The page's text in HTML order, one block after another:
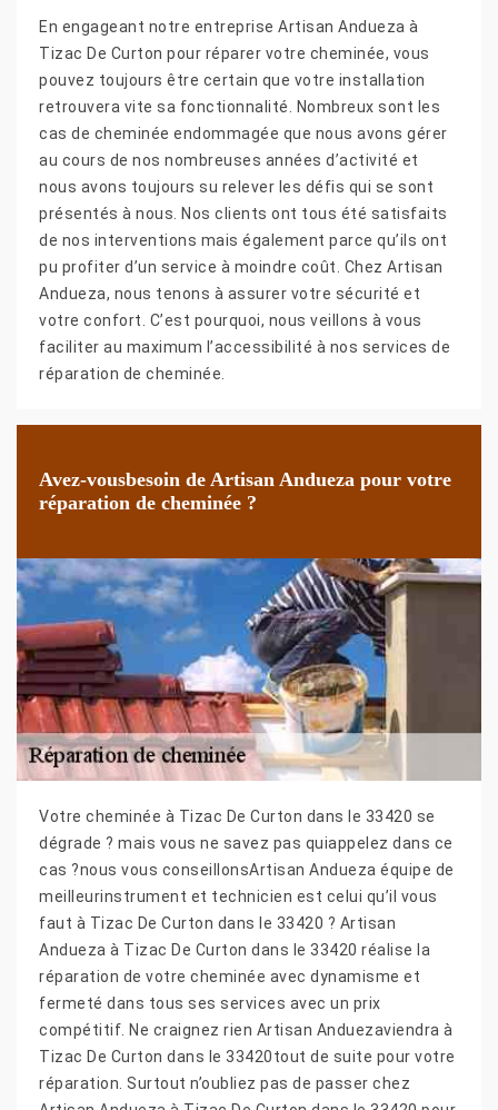
En engageant notre entreprise Artisan Andueza à
Tizac De Curton pour réparer votre cheminée, vous
pouvez toujours être certain que votre installation
retrouvera vite sa fonctionnalité. Nombreux sont les
cas de cheminée endommagée que nous avons gérer
au cours de nos nombreuses années d’activité et
nous avons toujours su relever les défis qui se sont
présentés à nous. Nos clients ont tous été satisfaits
de nos interventions mais également parce qu’ils ont
pu profiter d’un service à moindre coût. Chez Artisan
Andueza, nous tenons à assurer votre sécurité et
votre confort. C’est pourquoi, nous veillons à vous
faciliter au maximum l’accessibilité à nos services de
réparation de cheminée.
Avez-vousbesoin de Artisan Andueza pour votre
réparation de cheminée ?
Votre cheminée à Tizac De Curton dans le 33420 se
dégrade ? mais vous ne savez pas quiappelez dans ce
cas ?nous vous conseillonsArtisan Andueza équipe de
meilleurinstrument et technicien est celui qu’il vous
faut à Tizac De Curton dans le 33420 ? Artisan
Andueza à Tizac De Curton dans le 33420 réalise la
réparation de votre cheminée avec dynamisme et
fermeté dans tous ses services avec un prix
compétitif. Ne craignez rien Artisan Anduezaviendra à
Tizac De Curton dans le 33420tout de suite pour votre
réparation. Surtout n’oubliez pas de passer chez